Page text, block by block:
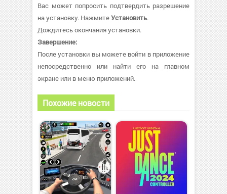
Вас может попросить подтвердить разрешение
на установку. НажмитеУстановить.
Дождитесь окончания установки.
Завершение:
После установки вы можете войти в приложение
непосредственно или найти его на главном
экране или в меню приложений.
Похожие новости